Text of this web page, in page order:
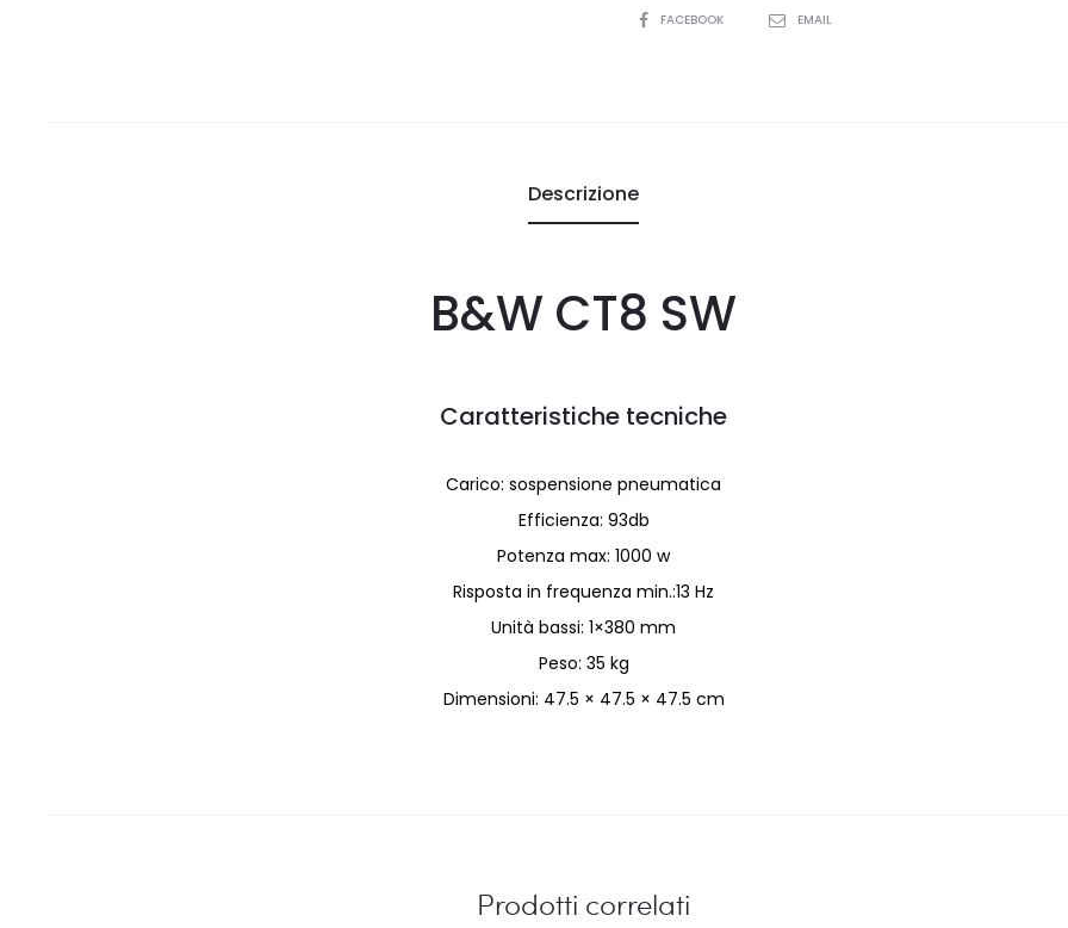
SHAREFACEBOOK EMAIL
Descrizione
B&W CT8 SW
Caratteristiche tecniche
Carico: sospensione pneumatica
Efficienza: 93db
Potenza max: 1000 w
Risposta in frequenza min.:13 Hz
Unità bassi: 1×380 mm
Peso: 35 kg
Dimensioni: 47.5 × 47.5 × 47.5 cm
Prodotti correlati